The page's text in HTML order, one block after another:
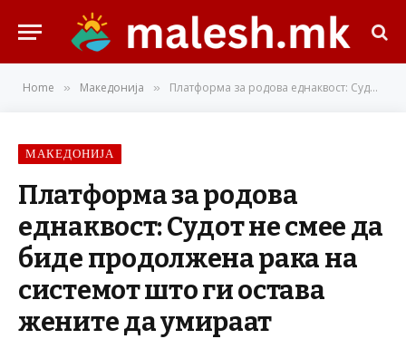
Home » Македонија » Платформа за родова еднаквост: Судот не смее да биде продолжена рака на системот што ги остава жените да умираат
МАКЕДОНИЈА
Платформа за родова
еднаквост: Судот не смее да
биде продолжена рака на
системот што ги остава
жените да умираат